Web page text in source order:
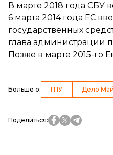
В марте 2018 года СБУ
6 марта 2014 года ЕС
государственных
глава администрации
Позже в марте 2015-го
Больше о: ГПУ Дело
Поделиться: